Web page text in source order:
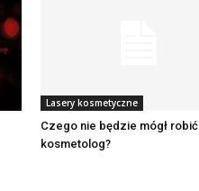
Lasery kosmetyczne
Czego nie będzie mógł robić
kosmetolog?